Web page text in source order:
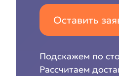
Оставить
Подскажем по
Рассчитаем